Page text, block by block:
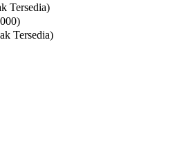
Tersedia)
Tersedia)